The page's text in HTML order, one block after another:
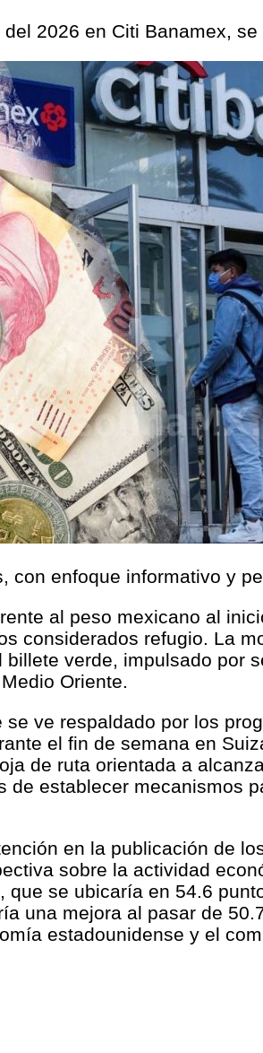
2026 en Citi Banamex,
con enfoque informativo y
al peso mexicano al
considerados refugio. La
verde, impulsado por
Oriente.
ve respaldado por los
el fin de semana en
de ruta orientada a
establecer mecanismos
en la publicación de
sobre la actividad
se ubicaría en 54.6
una mejora al pasar de
estadounidense y el